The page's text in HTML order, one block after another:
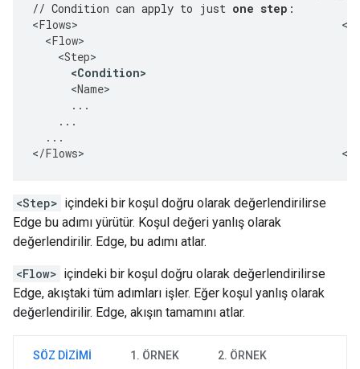
// Condition can apply to just one step :        //
<Flows> <
<Flow>
<Step>
<Condition>
<Name>
...
...
...
</Flows> <
<Step> içindeki bir koşul doğru olarak değerlendirilirse
Edge bu adımı yürütür. Koşul değeri yanlış olarak
değerlendirilir. Edge, bu adımı atlar.
<Flow> içindeki bir koşul doğru olarak değerlendirilirse
Edge, akıştaki tüm adımları işler. Eğer koşul yanlış olarak
değerlendirilir. Edge, akışın tamamını atlar.
SÖZ DIZIMI 1. ÖRNEK 2. ÖRNEK